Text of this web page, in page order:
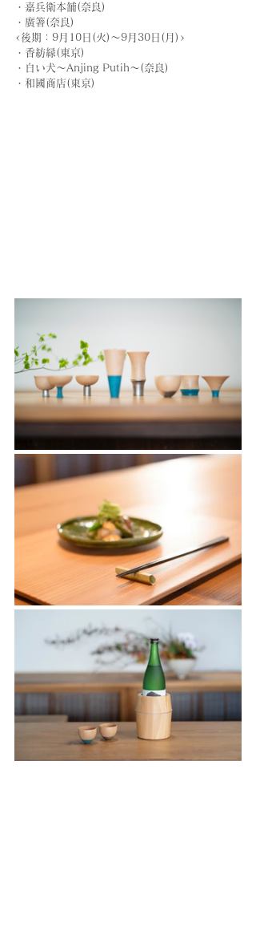
・嘉兵衛本舗(奈良)
・廣箸(奈良)
<後期：9月10日(火)～9月30日(月)>
・香紡縁(東京)
・白い犬～Anjing Putih～(奈良)
・和國商店(東京)